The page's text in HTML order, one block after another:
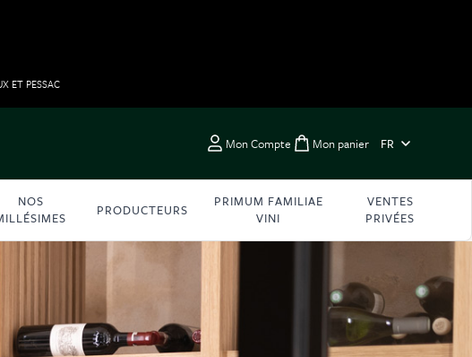
ET PESSAC
Mon Compte Toggle minicart,
Mon panier FR
NOS
PRODUCTEURS
PRIMUM FAMILIAE
VINI
VENTES
PRIVÉES